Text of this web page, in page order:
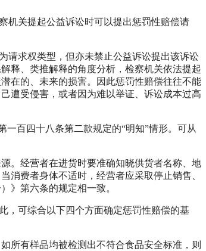
关提起公益诉讼时可以提出惩罚性赔偿请
求权类型，但亦未禁止公益诉讼提出该诉讼
释、类推解释的角度分析，检察机关依法提起
在的、未来的损害。因此惩罚性赔偿往往不能
遭受侵害，或者因为难以举证、诉讼成本过高
百四十八条第二款规定的“明知”情形。可从
。经营者在进货时要准确知晓供货者名称、地
消费者身体不适时，经营者应采取停止销售、
》第六条的规定相一致。
可综合以下四个方面确定惩罚性赔偿的基
有样品均被检测出不符合食品安全标准，则